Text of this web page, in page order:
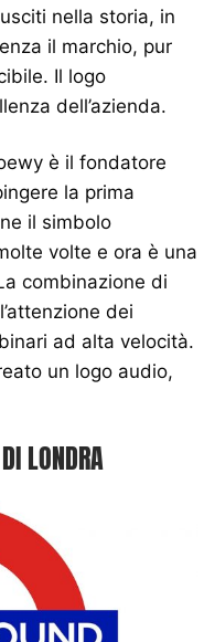
nella storia, in
il marchio, pur
Il logo
dell’azienda.
è il fondatore
la prima
il simbolo
volte e ora è una
combinazione di
dei
ad alta velocità.
un logo audio,
LONDRA